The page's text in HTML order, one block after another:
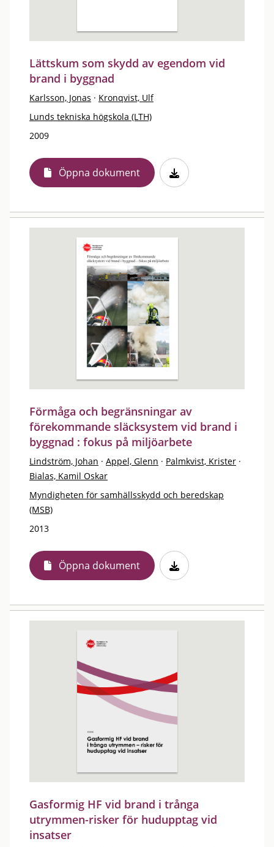
Lättskum som skydd av egendom vid
brand i byggnad
Karlsson, Jonas · Kronqvist, Ulf
Lunds tekniska högskola (LTH)
2009
Öppna dokument
Förmåga och begränsningar av
förekommande släcksystem vid brand i
byggnad : fokus på miljöarbete
Lindström, Johan · Appel, Glenn · Palmkvist, Krister ·
Bialas, Kamil Oskar
Myndigheten för samhällsskydd och beredskap
(MSB)
2013
Öppna dokument
Gasformig HF vid brand i trånga
utrymmen-risker för hudupptag vid
insatser